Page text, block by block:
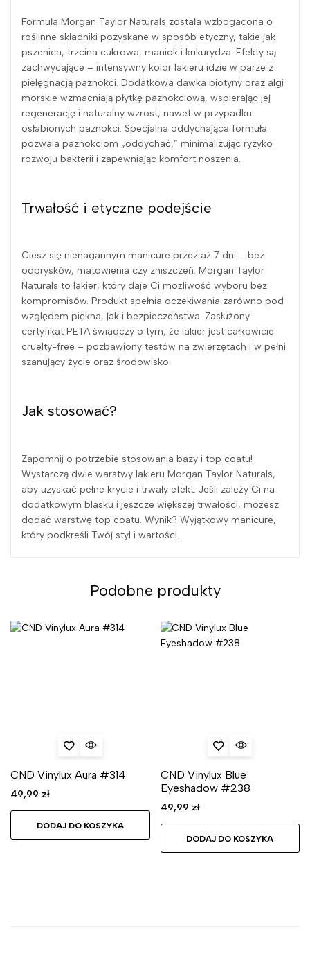
Formuła Morgan Taylor Naturals została wzbogacona o
roślinne składniki pozyskane w sposób etyczny, takie jak
pszenica, trzcina cukrowa, maniok i kukurydza. Efekty są
zachwycające – intensywny kolor lakieru idzie w parze z
pielęgnacją paznokci. Dodatkowa dawka biotyny oraz algi
morskie wzmacniają płytkę paznokciową, wspierając jej
regenerację i naturalny wzrost, nawet w przypadku
osłabionych paznokci. Specjalna oddychająca formuła
pozwala paznokciom „oddychać,” minimalizując ryzyko
rozwoju bakterii i zapewniając komfort noszenia.
Trwałość i etyczne podejście
Ciesz się nienagannym manicure przez aż 7 dni – bez
odprysków, matowienia czy zniszczeń. Morgan Taylor
Naturals to lakier, który daje Ci możliwość wyboru bez
kompromisów. Produkt spełnia oczekiwania zarówno pod
względem piękna, jak i bezpieczeństwa. Zasłużony
certyfikat PETA świadczy o tym, że lakier jest całkowicie
cruelty-free – pozbawiony testów na zwierzętach i w pełni
szanujący życie oraz środowisko.
Jak stosować?
Zapomnij o potrzebie stosowania bazy i top coatu!
Wystarczą dwie warstwy lakieru Morgan Taylor Naturals,
aby uzyskać pełne krycie i trwały efekt. Jeśli zależy Ci na
dodatkowym blasku i jeszcze większej trwałości, możesz
dodać warstwę top coatu. Wynik? Wyjątkowy manicure,
który podkreśli Twój styl i wartości.
Podobne produkty
CND Vinylux Aura #314
49,99 zł
DODAJ DO KOSZYKA
CND Vinylux Blue
Eyeshadow #238
49,99 zł
DODAJ DO KOSZYKA